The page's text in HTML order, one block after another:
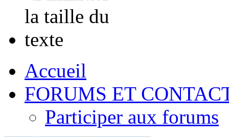
Accueil
FORUMS ET
Participer aux forums